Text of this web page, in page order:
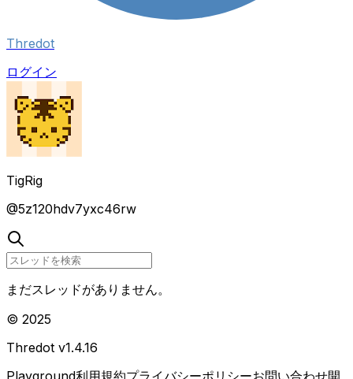
Thredot
ログイン
TigRig
@5z120hdv7yxc46rw
まだスレッドがありません。
© 2025
Thredot v1.4.16
Playground利用規約プライバシーポリシーお問い合わせ開